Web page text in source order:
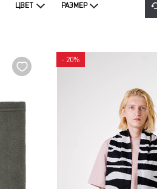
ЦВЕТ РАЗМЕР
- 20%